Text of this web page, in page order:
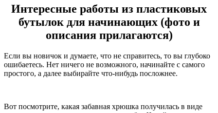
Интересные работы из пластиковых
бутылок для начинающих (фото и
описания прилагаются)
Если вы новичок и думаете, что не справитесь, то вы глубоко
ошибаетесь. Нет ничего не возможного, начинайте с самого
простого, а далее выбирайте что-нибудь посложнее.
Вот посмотрите, какая забавная хрюшка получилась в виде